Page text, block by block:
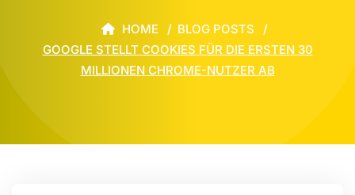
HOME
BLOG POSTS
GOOGLE STELLT COOKIES FÜR DIE ERSTEN 30
MILLIONEN CHROME-NUTZER AB